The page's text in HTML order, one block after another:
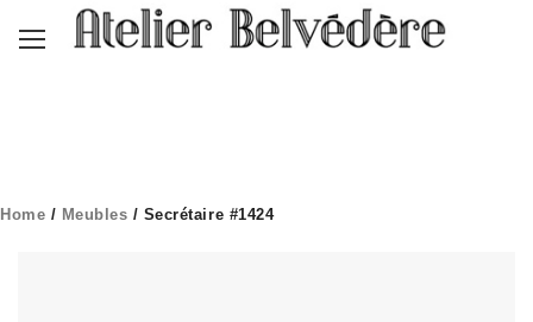
Home / Meubles / Secrétaire #1424